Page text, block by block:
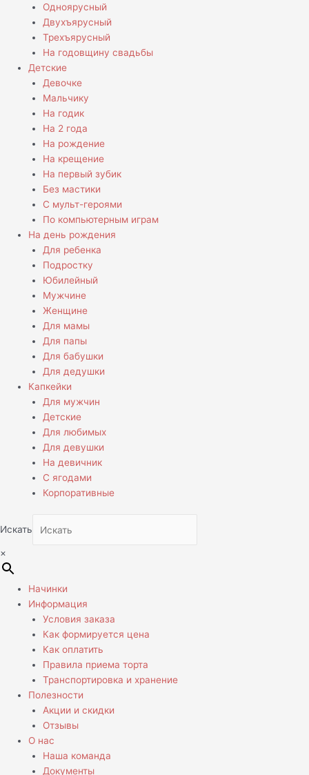
Одноярусный
Двухъярусный
Трехъярусный
На годовщину свадьбы
Детские
Девочке
Мальчику
На годик
На 2 года
На рождение
На крещение
На первый зубик
Без мастики
С мульт-героями
По компьютерным играм
На день рождения
Для ребенка
Подростку
Юбилейный
Мужчине
Женщине
Для мамы
Для папы
Для бабушки
Для дедушки
Капкейки
Для мужчин
Детские
Для любимых
Для девушки
На девичник
С ягодами
Корпоративные
Искать
×
Начинки
Информация
Условия заказа
Как формируется цена
Как оплатить
Правила приема торта
Транспортировка и хранение
Полезности
Акции и скидки
Отзывы
О нас
Наша команда
Документы